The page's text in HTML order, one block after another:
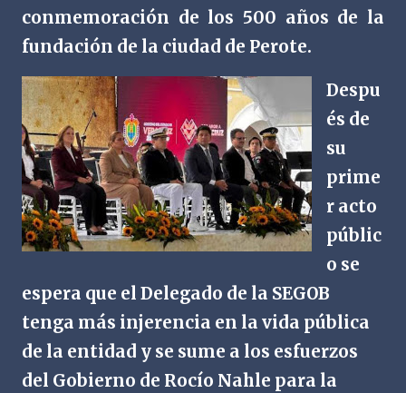
conmemoración de los 500 años de la
fundación de la ciudad de Perote.
Despu
és de
su
prime
r acto
públic
o se
espera que el Delegado de la SEGOB
tenga más injerencia en la vida pública
de la entidad y se sume a los esfuerzos
del Gobierno de Rocío Nahle para la